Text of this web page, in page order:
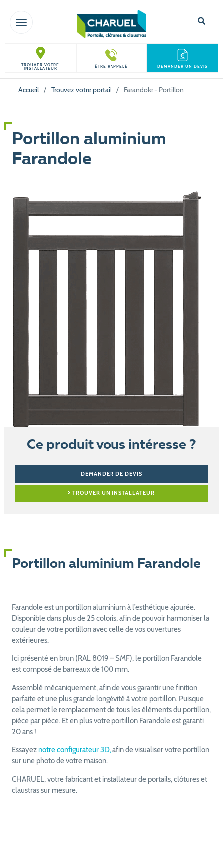
TOGGLE NAVIGATION
TROUVER VOTRE
INSTALLATEUR ÊTRE RAPPELÉ DEMANDER UN DEVIS
Accueil / Trouvez votre portail / Farandole - Portillon
Portillon aluminium
Farandole
Ce produit vous intéresse ?
DEMANDER DE DEVIS
TROUVER UN INSTALLATEUR
Portillon aluminium Farandole
Farandole est un portillon aluminium à l’esthétique ajourée.
Disponible dans plus de 25 coloris, afin de pouvoir harmoniser la
couleur de votre portillon avec celle de vos ouvertures
extérieures.
Ici présenté en brun (RAL 8019 – SMF), le portillon Farandole
est composé de barreaux de 100 mm.
Assemblé mécaniquement, afin de vous garantir une finition
parfaite et une plus grande longévité à votre portillon. Puisque
cela permet le remplacement de tous les éléments du portillon,
pièce par pièce. Et en plus votre portillon Farandole est garanti
20 ans !
Essayez notre configurateur 3D,afin de visualiser votre portillon
sur une photo de votre maison.
CHARUEL, votre fabricant et installateur de portails, clôtures et
claustras sur mesure.